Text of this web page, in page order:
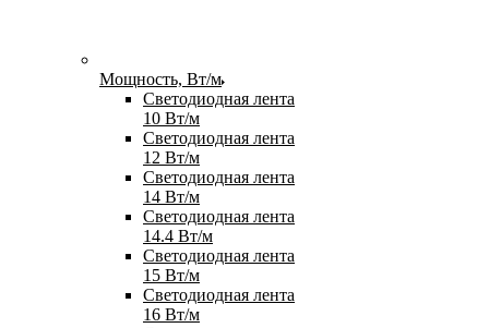
Мощность, Вт/м
Светодиодная лента
10 Вт/м
Светодиодная лента
12 Вт/м
Светодиодная лента
14 Вт/м
Светодиодная лента
14.4 Вт/м
Светодиодная лента
15 Вт/м
Светодиодная лента
16 Вт/м